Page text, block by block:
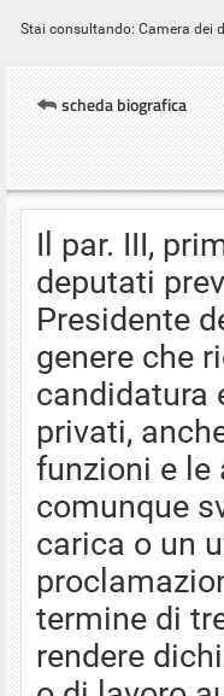
Stai consultando: Camera dei
scheda biografica
Il par. III,
deputati
Presidente
genere che
candidatura
privati,
funzioni e
comunque
carica o un
termine di
rendere